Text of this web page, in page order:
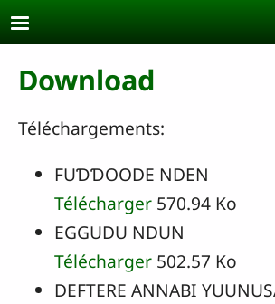
Skip to main content
Download
Téléchargements:
FUƊƊOODE NDEN
Télécharger 570.94 Ko
EGGUDU NDUN
Télécharger 502.57 Ko
DEFTERE ANNABI